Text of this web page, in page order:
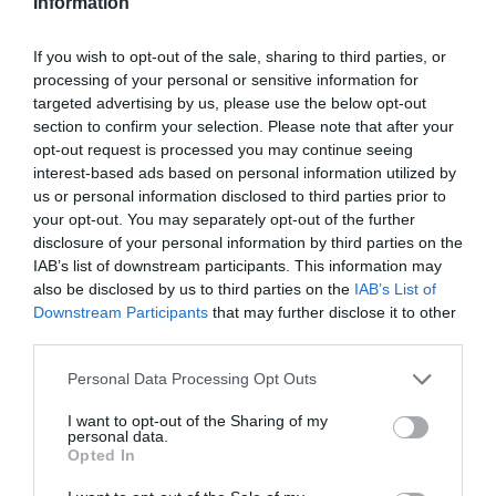
If you wish to opt-out of the sale, sharing to third parties, or
processing of your personal or sensitive information for
targeted advertising by us, please use the below opt-out
section to confirm your selection. Please note that after your
opt-out request is processed you may continue seeing
interest-based ads based on personal information utilized by
us or personal information disclosed to third parties prior to
your opt-out. You may separately opt-out of the further
disclosure of your personal information by third parties on the
IAB’s list of downstream participants. This information may
also be disclosed by us to third parties on the IAB’s List of
Downstream Participants that may further disclose it to other
Please note that this website/app uses one or more Google
not limited to your visit or usage behaviour. You may click to
grant or deny consent to Google and its third-party tags to
use your data for below specified purposes in below Google
consent section.
Personal Data Processing Opt Outs
I want to opt-out of the Sharing of my
personal data.
Opted In
túrázást. Itt a hegyi törzsek színes falvaiban
ezek még őrzik a tradicionális gazdálkodás és
kézművesség hagyományait.
Dél-Thaiföld mészkőhegyei és tengeri tájai
világhírűek. Innen indulnak a hajótúrák a világhírű Phi
Phi-szigetekhez. A kevésbé zsúfolt Hong-szigetek a
búvárkodás és sznorkelezés kiváló helyszínei, így
Thaiföld utazás során a természet közelségének
rajongóit is tökéletesen kiszolgálja.
Thaiföld legszebb tengerpartjai
szigeteivel igazi trópusi paradicsom, ahol mindenki
megtalálhatja álmai strandját. A legnépszerűbb
területek közé tartozik Phuket, Krabi és a környező